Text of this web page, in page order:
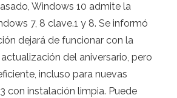
Windows 10 admite la
7, 8 clave.1 y 8. Se informó
dejará de funcionar con la
del aniversario, pero
incluso para nuevas
con instalación limpia. Puede